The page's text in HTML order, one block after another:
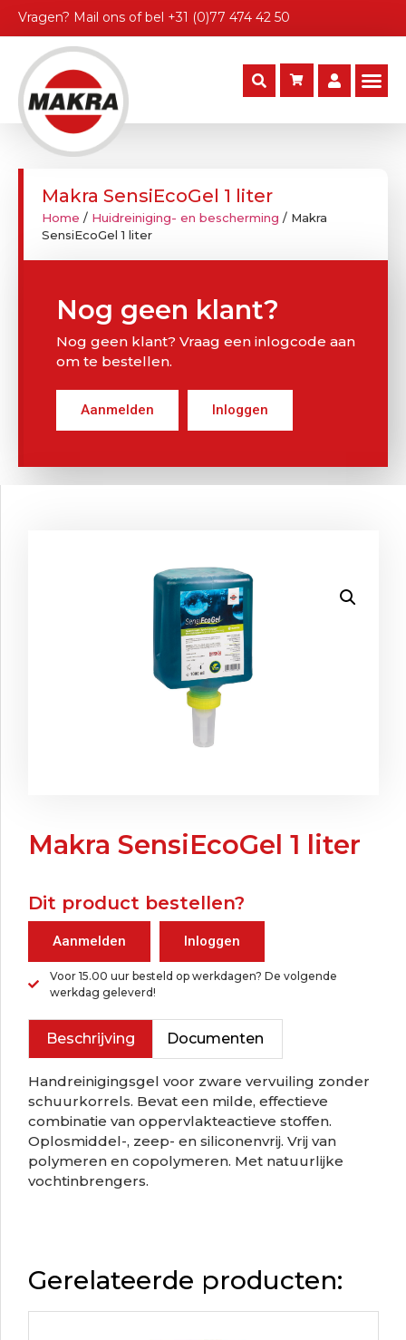
Vragen? Mail ons of bel +31 (0)77 474 42 50
Makra SensiEcoGel 1 liter
Home / Huidreiniging- en bescherming / Makra
SensiEcoGel 1 liter
Nog geen klant?
Nog geen klant? Vraag een inlogcode aan
om te bestellen.
Aanmelden Inloggen
Makra SensiEcoGel 1 liter
Dit product bestellen?
Aanmelden Inloggen
Voor 15.00 uur besteld op werkdagen? De volgende
werkdag geleverd!
Beschrijving Documenten
Handreinigingsgel voor zware vervuiling zonder
schuurkorrels. Bevat een milde, effectieve
combinatie van oppervlakteactieve stoffen.
Oplosmiddel-, zeep- en siliconenvrij. Vrij van
polymeren en copolymeren. Met natuurlijke
vochtinbrengers.
Gerelateerde producten: